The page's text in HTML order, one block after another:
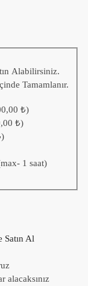
Alabilirsiniz.
Tamamlanır.
₺)
₺)
)
1 saat)
Satın Al
alacaksınız